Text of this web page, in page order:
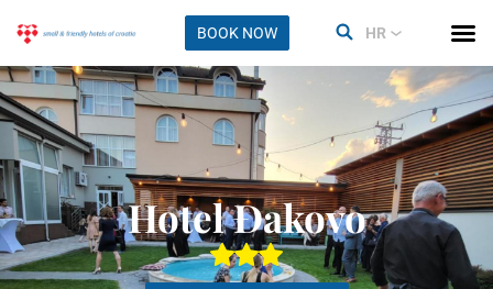
BOOK NOW HR
Hotel Đakovo